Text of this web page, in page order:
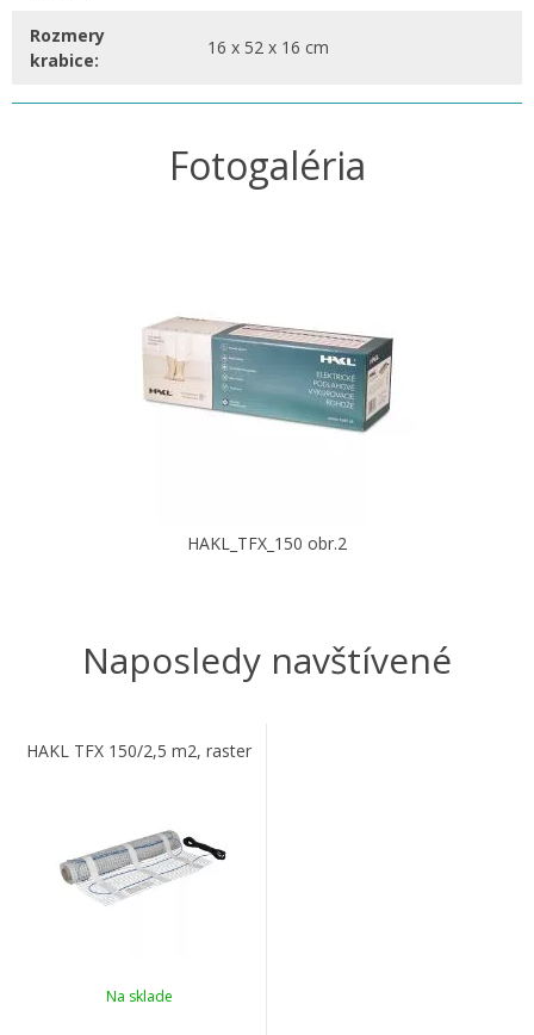
Rozmery
krabice:
16 x 52 x 16 cm
Fotogaléria
HAKL_TFX_150 obr.2
Naposledy navštívené
HAKL TFX 150/2,5 m2, raster
Na sklade